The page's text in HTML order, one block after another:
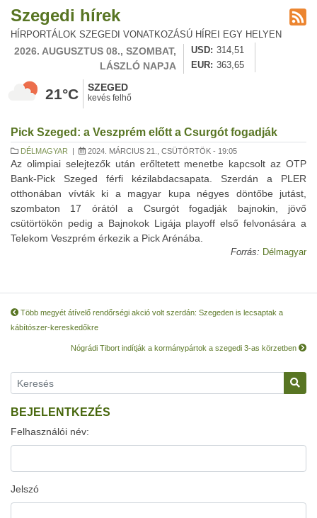
Szegedi hírek
HÍRPORTÁLOK SZEGEDI VONATKOZÁSÚ HÍREI EGY HELYEN
2026. AUGUSZTUS 08., SZOMBAT,
LÁSZLÓ NAPJA
USD
314,51
EUR
363,65
21°C SZEGED
kevés felhő
Pick Szeged: a Veszprém előtt a Csurgót fogadják
DÉLMAGYAR | 2024. MÁRCIUS 21., CSÜTÖRTÖK - 19:05
Az olimpiai selejtezők után erőltetett menetbe kapcsolt az OTP
Bank-Pick Szeged férfi kézilabdacsapata. Szerdán a PLER
otthonában vívták ki a magyar kupa négyes döntőbe jutást,
szombaton 17 órától a Csurgót fogadják bajnokin, jövő
csütörtökön pedig a Bajnokok Ligája playoff első felvonására a
Telekom Veszprém érkezik a Pick Arénába.
Forrás: Délmagyar
Több megyét átívelő rendőrségi akció volt szerdán: Szegeden is lecsaptak a
kábítószer-kereskedőkre
Nógrádi Tibort indítják a kormánypártok a szegedi 3-as körzetben
BEJELENTKEZÉS
Felhasználói név:
Jelszó